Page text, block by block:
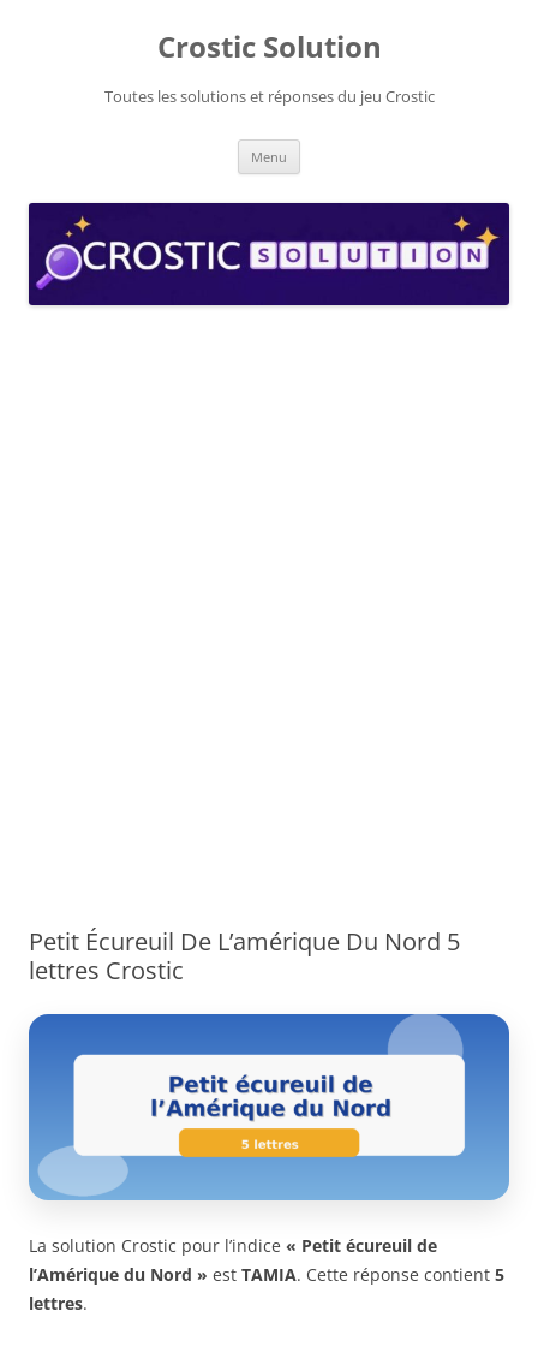
Crostic Solution
Toutes les solutions et réponses du jeu Crostic
Menu
Petit Écureuil De L’amérique Du Nord 5
lettres Crostic
La solution Crostic pour l’indice « Petit écureuil de
l’Amérique du Nord » est TAMIA. Cette réponse contient 5
lettres.